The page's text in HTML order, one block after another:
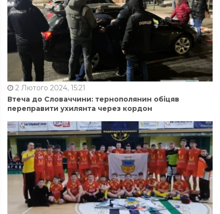
2 Лютого 2024, 15:21
Втеча до Словаччини: тернополянин обіцяв
переправити ухилянта через кордон